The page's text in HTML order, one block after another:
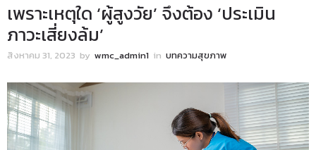
เพราะเหตุใด ‘ผู้สูงวัย’ จึงต้อง ‘ประเมิน
ภาวะเสี่ยงล้ม’
สิงหาคม 31, 2023 by wmc_admin1 in บทความสุขภาพ